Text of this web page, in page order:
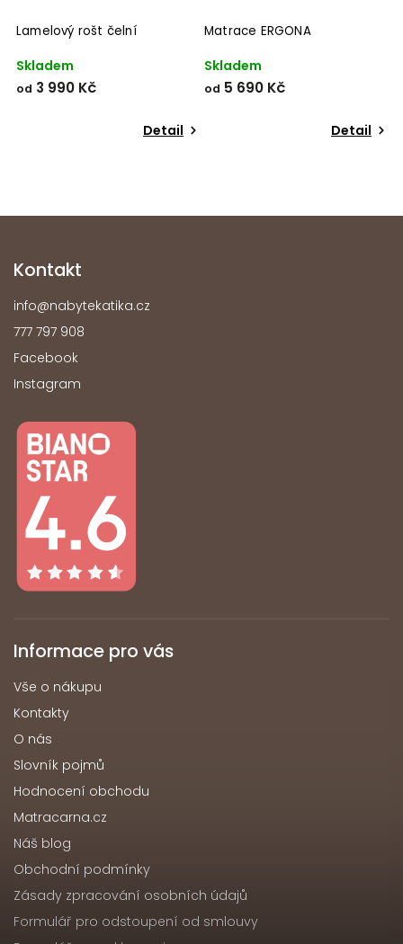
Lamelový rošt čelní
Skladem
od 3 990 Kč
Detail
Matrace ERGONA
Skladem
od 5 690 Kč
Detail
Kontakt
info@nabytekatika.cz
777 797 908
Facebook
Instagram
Informace pro vás
Vše o nákupu
Kontakty
O nás
Slovník pojmů
Hodnocení obchodu
Matracarna.cz
Náš blog
Obchodní podmínky
Zásady zpracování osobních údajů
Formulář pro odstoupení od smlouvy